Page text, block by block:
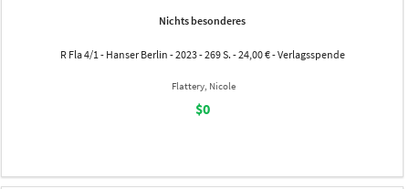
Nichts besonderes
R Fla 4/1 - Hanser Berlin - 2023 - 269 S. - 24,00 € - Verlagsspende
Flattery, Nicole
$0